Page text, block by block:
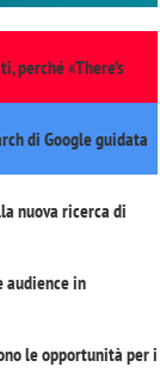
perché «There’s
di Google guidata
nuova ricerca di
audience in
le opportunità per i